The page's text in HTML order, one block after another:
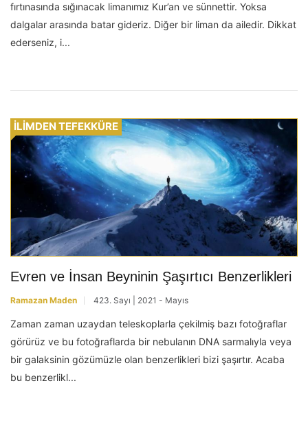
fırtınasında sığınacak limanımız Kur’an ve sünnettir. Yoksa
dalgalar arasında batar gideriz. Diğer bir liman da ailedir. Dikkat
ederseniz, i...
İLİMDEN TEFEKKÜRE
Evren ve İnsan Beyninin Şaşırtıcı Benzerlikleri
Ramazan Maden 423. Sayı | 2021 - Mayıs
Zaman zaman uzaydan teleskoplarla çekilmiş bazı fotoğraflar
görürüz ve bu fotoğraflarda bir nebulanın DNA sarmalıyla veya
bir galaksinin gözümüzle olan benzerlikleri bizi şaşırtır. Acaba
bu benzerlikl...